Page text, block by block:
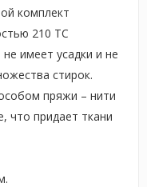
комплект
210 ТС
имеет усадки и не
стирок.
пряжи – нити
что придает ткани